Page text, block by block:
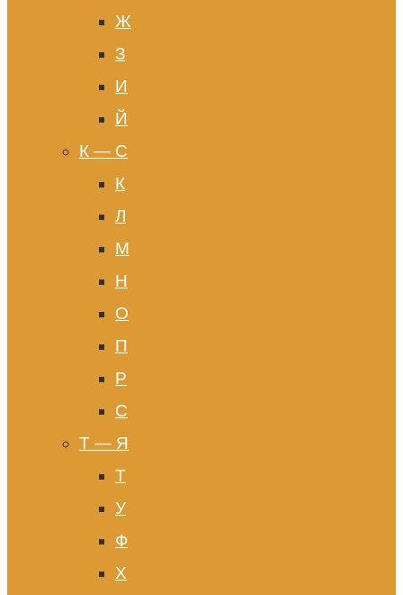
Ж
З
И
Й
К — С
К
Л
М
Н
О
П
Р
С
Т — Я
Т
У
Ф
Х